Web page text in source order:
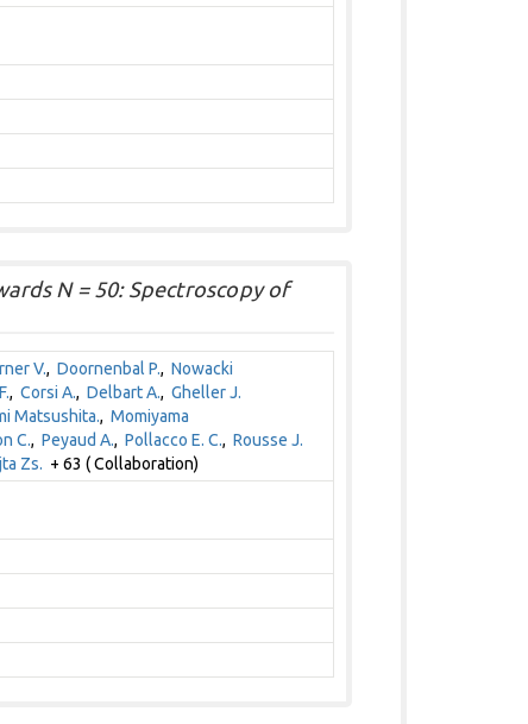
N = 50: Spectroscopy of
V., Doornenbal P., Nowacki
, Corsi A., Delbart A., Gheller J.
Matsushita., Momiyama
C., Peyaud A., Pollacco E. C., Rousse J.
Zs. + 63 ( Collaboration)